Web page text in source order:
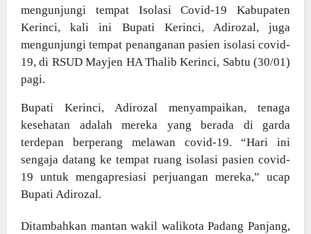
mengunjungi tempat Isolasi Covid-19 Kabupaten
Kerinci, kali ini Bupati Kerinci, Adirozal, juga
mengunjungi tempat penanganan pasien isolasi covid-
19, di RSUD Mayjen HA Thalib Kerinci, Sabtu (30/01)
pagi.
Bupati Kerinci, Adirozal menyampaikan, tenaga
kesehatan adalah mereka yang berada di garda
terdepan berperang melawan covid-19. “Hari ini
sengaja datang ke tempat ruang isolasi pasien covid-
19 untuk mengapresiasi perjuangan mereka,” ucap
Bupati Adirozal.
Ditambahkan mantan wakil walikota Padang Panjang,